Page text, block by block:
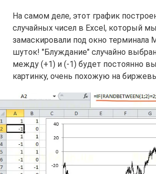
На самом деле, этот график
случайных чисел в Excel, который
замаскировали под окно терминала
шуток! "Блуждание" случайно
между (+1) и (-1) будет постоянно
картинку, очень похожую на